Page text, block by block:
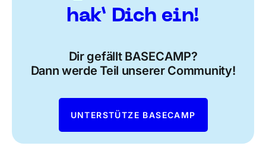
hak’ Dich ein!
Dir gefällt BASECAMP?
Dann werde Teil unserer Community!
UNTERSTÜTZE BASECAMP